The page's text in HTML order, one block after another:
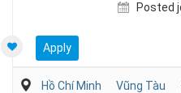
Posted
Apply
Hồ Chí Minh Vũng Tàu